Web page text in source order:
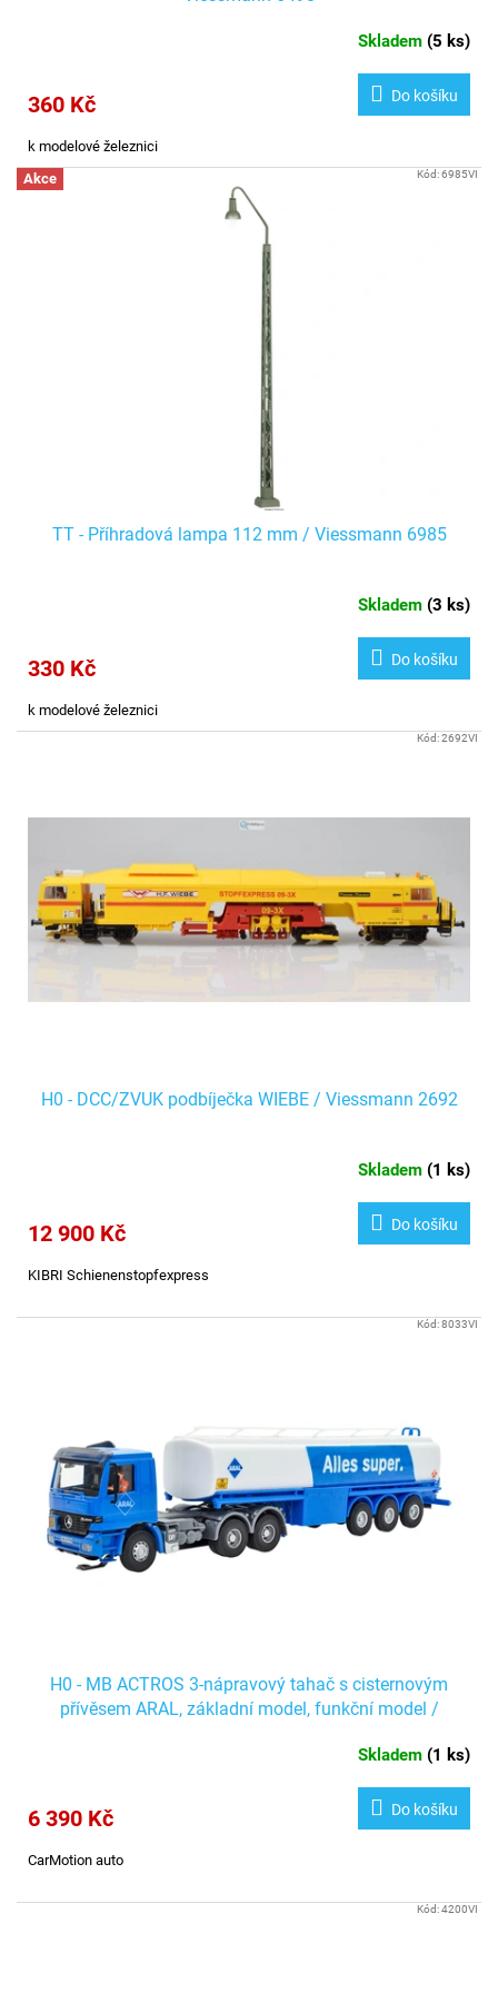
Skladem (5 ks)
360 Kč Do košíku
k modelové železnici
Akce
TT - Příhradová lampa 112 mm / Viessmann 6985
Skladem (3 ks)
330 Kč Do košíku
k modelové železnici
Kód:6985VI
H0 - DCC/ZVUK podbíječka WIEBE / Viessmann 2692
Skladem (1 ks)
12 900 Kč Do košíku
KIBRI Schienenstopfexpress
Kód:2692VI
H0 - MB ACTROS 3-nápravový tahač s cisternovým
přívěsem ARAL, základní model, funkční model /
Skladem (1 ks)
6 390 Kč Do košíku
CarMotion auto
Kód:8033VI
Kód:4200VI